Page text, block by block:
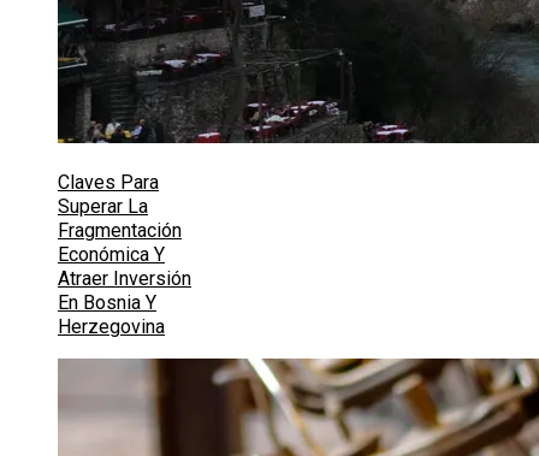
Claves Para
Superar La
Fragmentación
Económica Y
Atraer Inversión
En Bosnia Y
Herzegovina